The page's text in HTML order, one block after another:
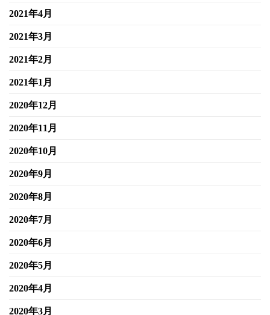
2021年4月
2021年3月
2021年2月
2021年1月
2020年12月
2020年11月
2020年10月
2020年9月
2020年8月
2020年7月
2020年6月
2020年5月
2020年4月
2020年3月